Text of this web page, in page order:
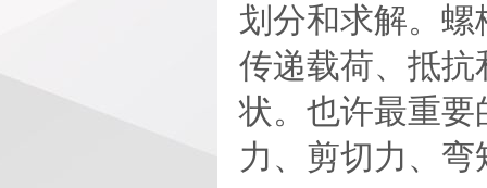
划分和求解。
传递载荷、抵
状。也许最重
力、剪切力、